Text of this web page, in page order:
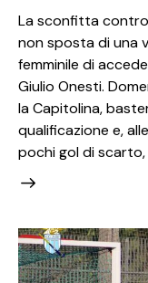
La sconfitta contro
non sposta di una
femminile di
Giulio Onesti.
la Capitolina,
qualificazione e,
pochi gol di scarto,